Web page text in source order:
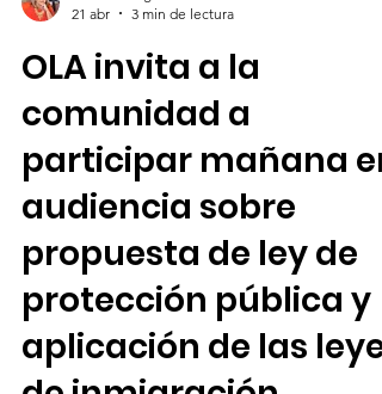
Juliana Holguin
3 min de lectura
OLA invita a la